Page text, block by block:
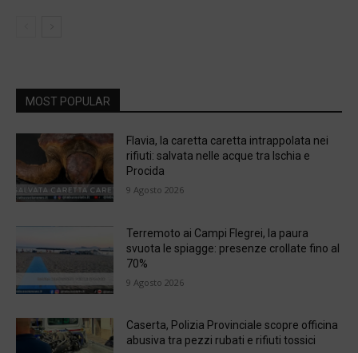
MOST POPULAR
Flavia, la caretta caretta intrappolata nei
rifiuti: salvata nelle acque tra Ischia e
Procida
9 Agosto 2026
Terremoto ai Campi Flegrei, la paura
svuota le spiagge: presenze crollate fino al
70%
9 Agosto 2026
Caserta, Polizia Provinciale scopre officina
abusiva tra pezzi rubati e rifiuti tossici